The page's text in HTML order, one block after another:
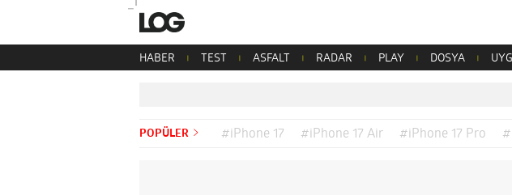
HABER TEST ASFALT RADAR PLAY DOSYA
POPÜLER #iPhone 17 #iPhone 17 Air #iPhone 17 Pro